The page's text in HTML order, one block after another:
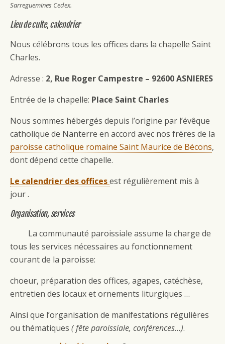
Sarreguemines Cedex.
Lieu de culte, calendrier
Nous célébrons tous les offices dans la chapelle Saint
Charles.
Adresse : 2, Rue Roger Campestre – 92600 ASNIERES
Entrée de la chapelle: Place Saint Charles
Nous sommes hébergés depuis l’origine par l’évêque
catholique de Nanterre en accord avec nos frères de la
paroisse catholique romaine Saint Maurice de Bécons,
dont dépend cette chapelle.
Le calendrier des officesest régulièrement mis à
jour .
Organisation, services
La communauté paroissiale assume la charge de
tous les services nécessaires au fonctionnement
courant de la paroisse:
choeur, préparation des offices, agapes, catéchèse,
entretien des locaux et ornements liturgiques …
Ainsi que l’organisation de manifestations régulières
ou thématiques ( fête paroissiale, conférences…).